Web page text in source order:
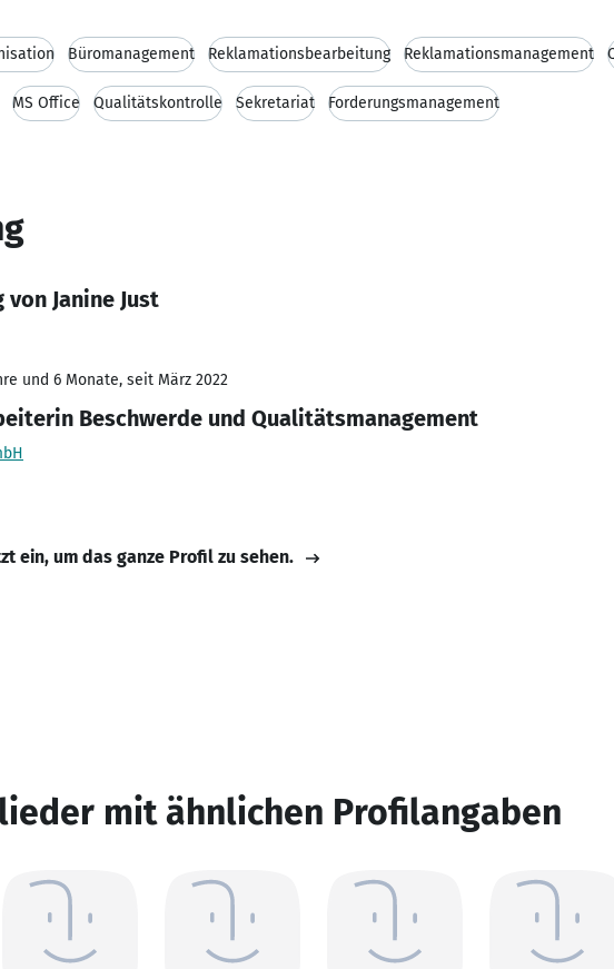
Büromanagement Reklamationsbearbeitung Reklamationsmanagement
MS Office Qualitätskontrolle Sekretariat Forderungsmanagement
Janine Just
und 6 Monate, seit März 2022
Beschwerde und Qualitätsmanagement
ein, um das ganze Profil zu sehen.
mit ähnlichen Profilangaben